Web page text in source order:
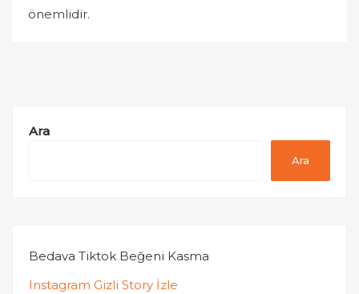
önemlidir.
Ara
Ara
Bedava Tiktok Beğeni Kasma
Instagram Gizli Story İzle